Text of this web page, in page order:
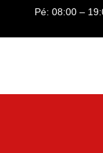
Pé: 08:00 –